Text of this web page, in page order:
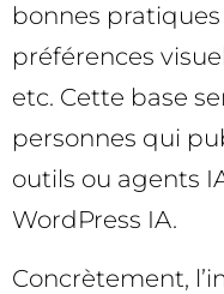
bonnes pratiques
préférences
etc. Cette base
personnes qui
outils ou agents
WordPress IA.
Concrètement,